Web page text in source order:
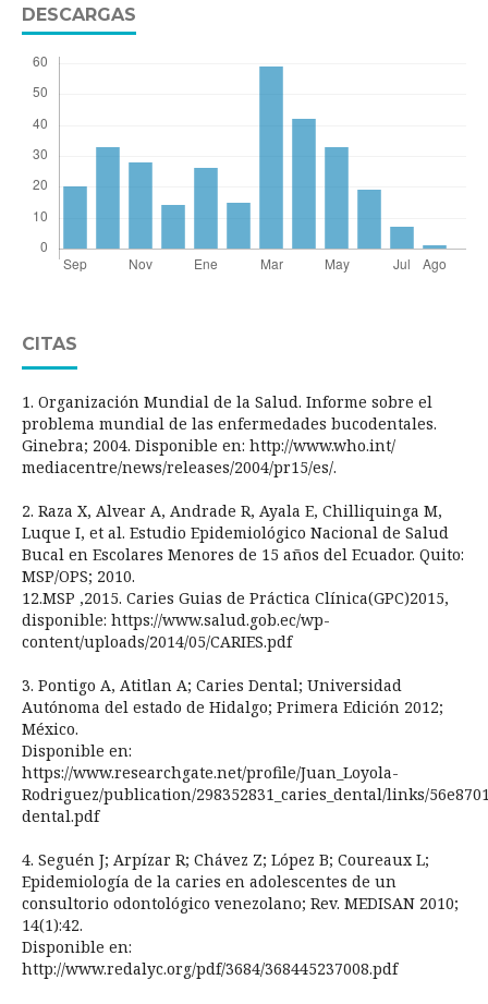
DESCARGAS
CITAS
1. Organización Mundial de la Salud. Informe sobre el
problema mundial de las enfermedades bucodentales.
Ginebra; 2004. Disponible en: http://www.who.int/
mediacentre/news/releases/2004/pr15/es/.
2. Raza X, Alvear A, Andrade R, Ayala E, Chilliquinga M,
Luque I, et al. Estudio Epidemiológico Nacional de Salud
Bucal en Escolares Menores de 15 años del Ecuador. Quito:
MSP/OPS; 2010.
12.MSP ,2015. Caries Guias de Práctica Clínica(GPC)2015,
disponible: https://www.salud.gob.ec/wp-
content/uploads/2014/05/CARIES.pdf
3. Pontigo A, Atitlan A; Caries Dental; Universidad
Autónoma del estado de Hidalgo; Primera Edición 2012;
México.
Disponible en:
https://www.researchgate.net/profile/Juan_Loyola-
Rodriguez/publication/298352831_caries_dental/links/
dental.pdf
4. Seguén J; Arpízar R; Chávez Z; López B; Coureaux L;
Epidemiología de la caries en adolescentes de un
consultorio odontológico venezolano; Rev. MEDISAN 2010;
14(1):42.
Disponible en:
http://www.redalyc.org/pdf/3684/368445237008.pdf